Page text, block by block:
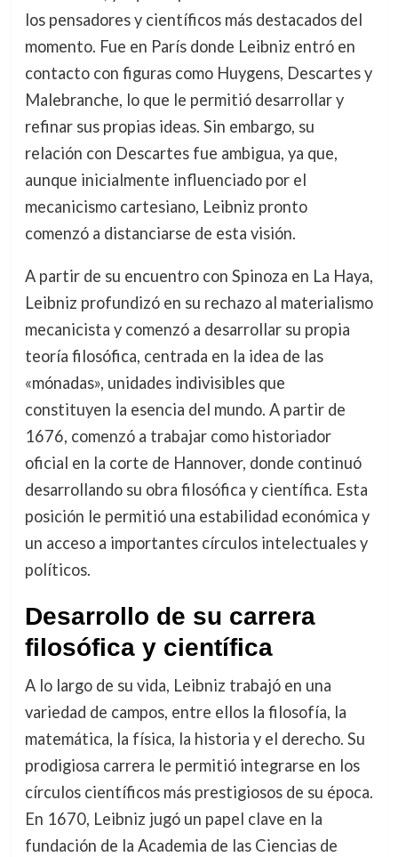
los pensadores y científicos más destacados del
momento. Fue en París donde Leibniz entró en
contacto con figuras como Huygens, Descartes y
Malebranche, lo que le permitió desarrollar y
refinar sus propias ideas. Sin embargo, su
relación con Descartes fue ambigua, ya que,
aunque inicialmente influenciado por el
mecanicismo cartesiano, Leibniz pronto
comenzó a distanciarse de esta visión.
A partir de su encuentro con Spinoza en La Haya,
Leibniz profundizó en su rechazo al materialismo
mecanicista y comenzó a desarrollar su propia
teoría filosófica, centrada en la idea de las
«mónadas», unidades indivisibles que
constituyen la esencia del mundo. A partir de
1676, comenzó a trabajar como historiador
oficial en la corte de Hannover, donde continuó
desarrollando su obra filosófica y científica. Esta
posición le permitió una estabilidad económica y
un acceso a importantes círculos intelectuales y
políticos.
Desarrollo de su carrera
filosófica y científica
A lo largo de su vida, Leibniz trabajó en una
variedad de campos, entre ellos la filosofía, la
matemática, la física, la historia y el derecho. Su
prodigiosa carrera le permitió integrarse en los
círculos científicos más prestigiosos de su época.
En 1670, Leibniz jugó un papel clave en la
fundación de la Academia de las Ciencias de